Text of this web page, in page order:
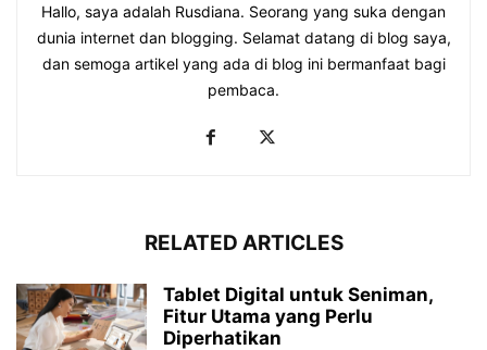
Hallo, saya adalah Rusdiana. Seorang yang suka dengan
dunia internet dan blogging. Selamat datang di blog saya,
dan semoga artikel yang ada di blog ini bermanfaat bagi
pembaca.
RELATED ARTICLES
Tablet Digital untuk Seniman,
Fitur Utama yang Perlu
Diperhatikan